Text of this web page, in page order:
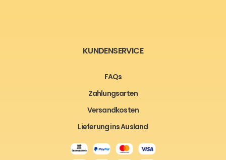
KUNDENSERVICE
FAQs
Zahlungsarten
Versandkosten
Lieferung ins Ausland